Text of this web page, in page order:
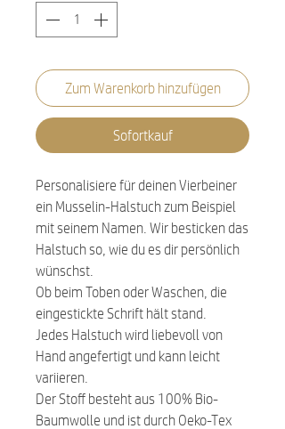
Zum Warenkorb hinzufügen
Sofortkauf
Personalisiere für deinen Vierbeiner
ein Musselin-Halstuch zum Beispiel
mit seinem Namen. Wir besticken das
Halstuch so, wie du es dir persönlich
wünschst.
Ob beim Toben oder Waschen, die
eingestickte Schrift hält stand.
Jedes Halstuch wird liebevoll von
Hand angefertigt und kann leicht
variieren.
Der Stoff besteht aus 100% Bio-
Baumwolle und ist durch Oeko-Tex